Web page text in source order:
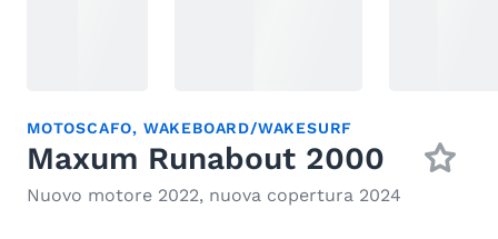
MOTOSCAFO, WAKEBOARD/WAKESURF
Maxum Runabout 2000
Nuovo motore 2022, nuova copertura 2024